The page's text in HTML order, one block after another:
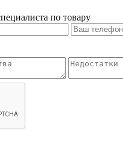
по товару